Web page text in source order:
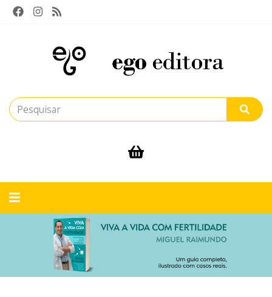
Alternar